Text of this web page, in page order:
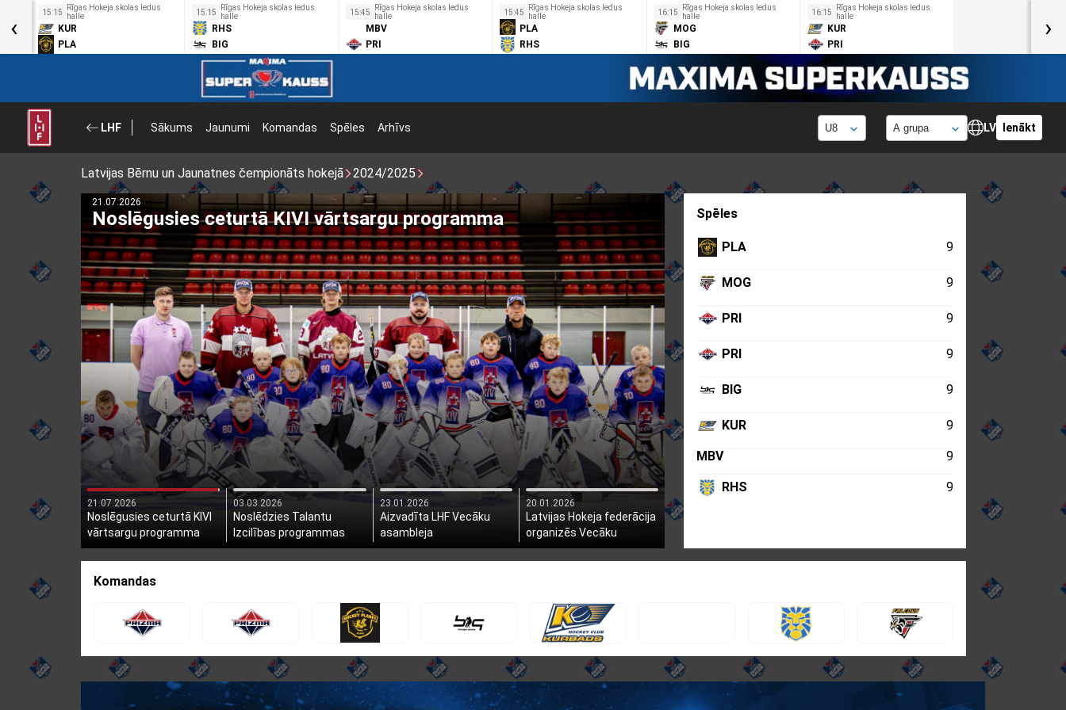
15:15
Rīgas Hokeja skolas ledus
halle
KUR
PLA
15:15
Rīgas Hokeja skolas ledus
halle
RHS
BIG
15:45
Rīgas Hokeja skolas ledus
halle
MBV
PRI
15:45
Rīgas Hokeja skolas ledus
halle
PLA
RHS
16:15
Rīgas Hokeja skolas ledus
halle
MOG
BIG
16:15
Rīgas Hokeja skolas ledus
halle
KUR
PRI
‹ ›
LHF Sākums Jaunumi Komandas Spēles Arhīvs LV Ienākt
Latvijas Bērnu un Jaunatnes čempionāts hokejā 2024/2025
03.03.2026
Noslēdzies Talantu Izcilības programmas otrais posms
21.07.2026
Noslēgusies ceturtā KIVI
vārtsargu programma
03.03.2026
Noslēdzies Talantu
Izcilības programmas
otrais posms
23.01.2026
Aizvadīta LHF Vecāku
asambleja
20.01.2026
Latvijas Hokeja federācija
organizēs Vecāku
asambleju
Spēles
PLA 9
MOG 9
PRI 9
PRI 9
BIG 9
KUR 9
MBV 9
RHS 9
Komandas